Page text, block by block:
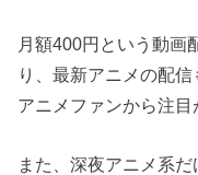
月額400円という動画
り、最新アニメの配信
アニメファンから注目
また、深夜アニメ系